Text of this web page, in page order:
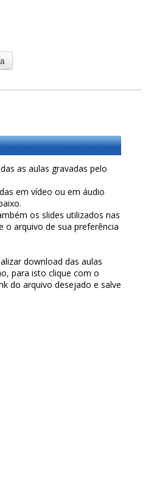
as aulas gravadas pelo
em vídeo ou em áudio
os slides utilizados nas
o arquivo de sua preferência
download das aulas
para isto clique com o
do arquivo desejado e salve